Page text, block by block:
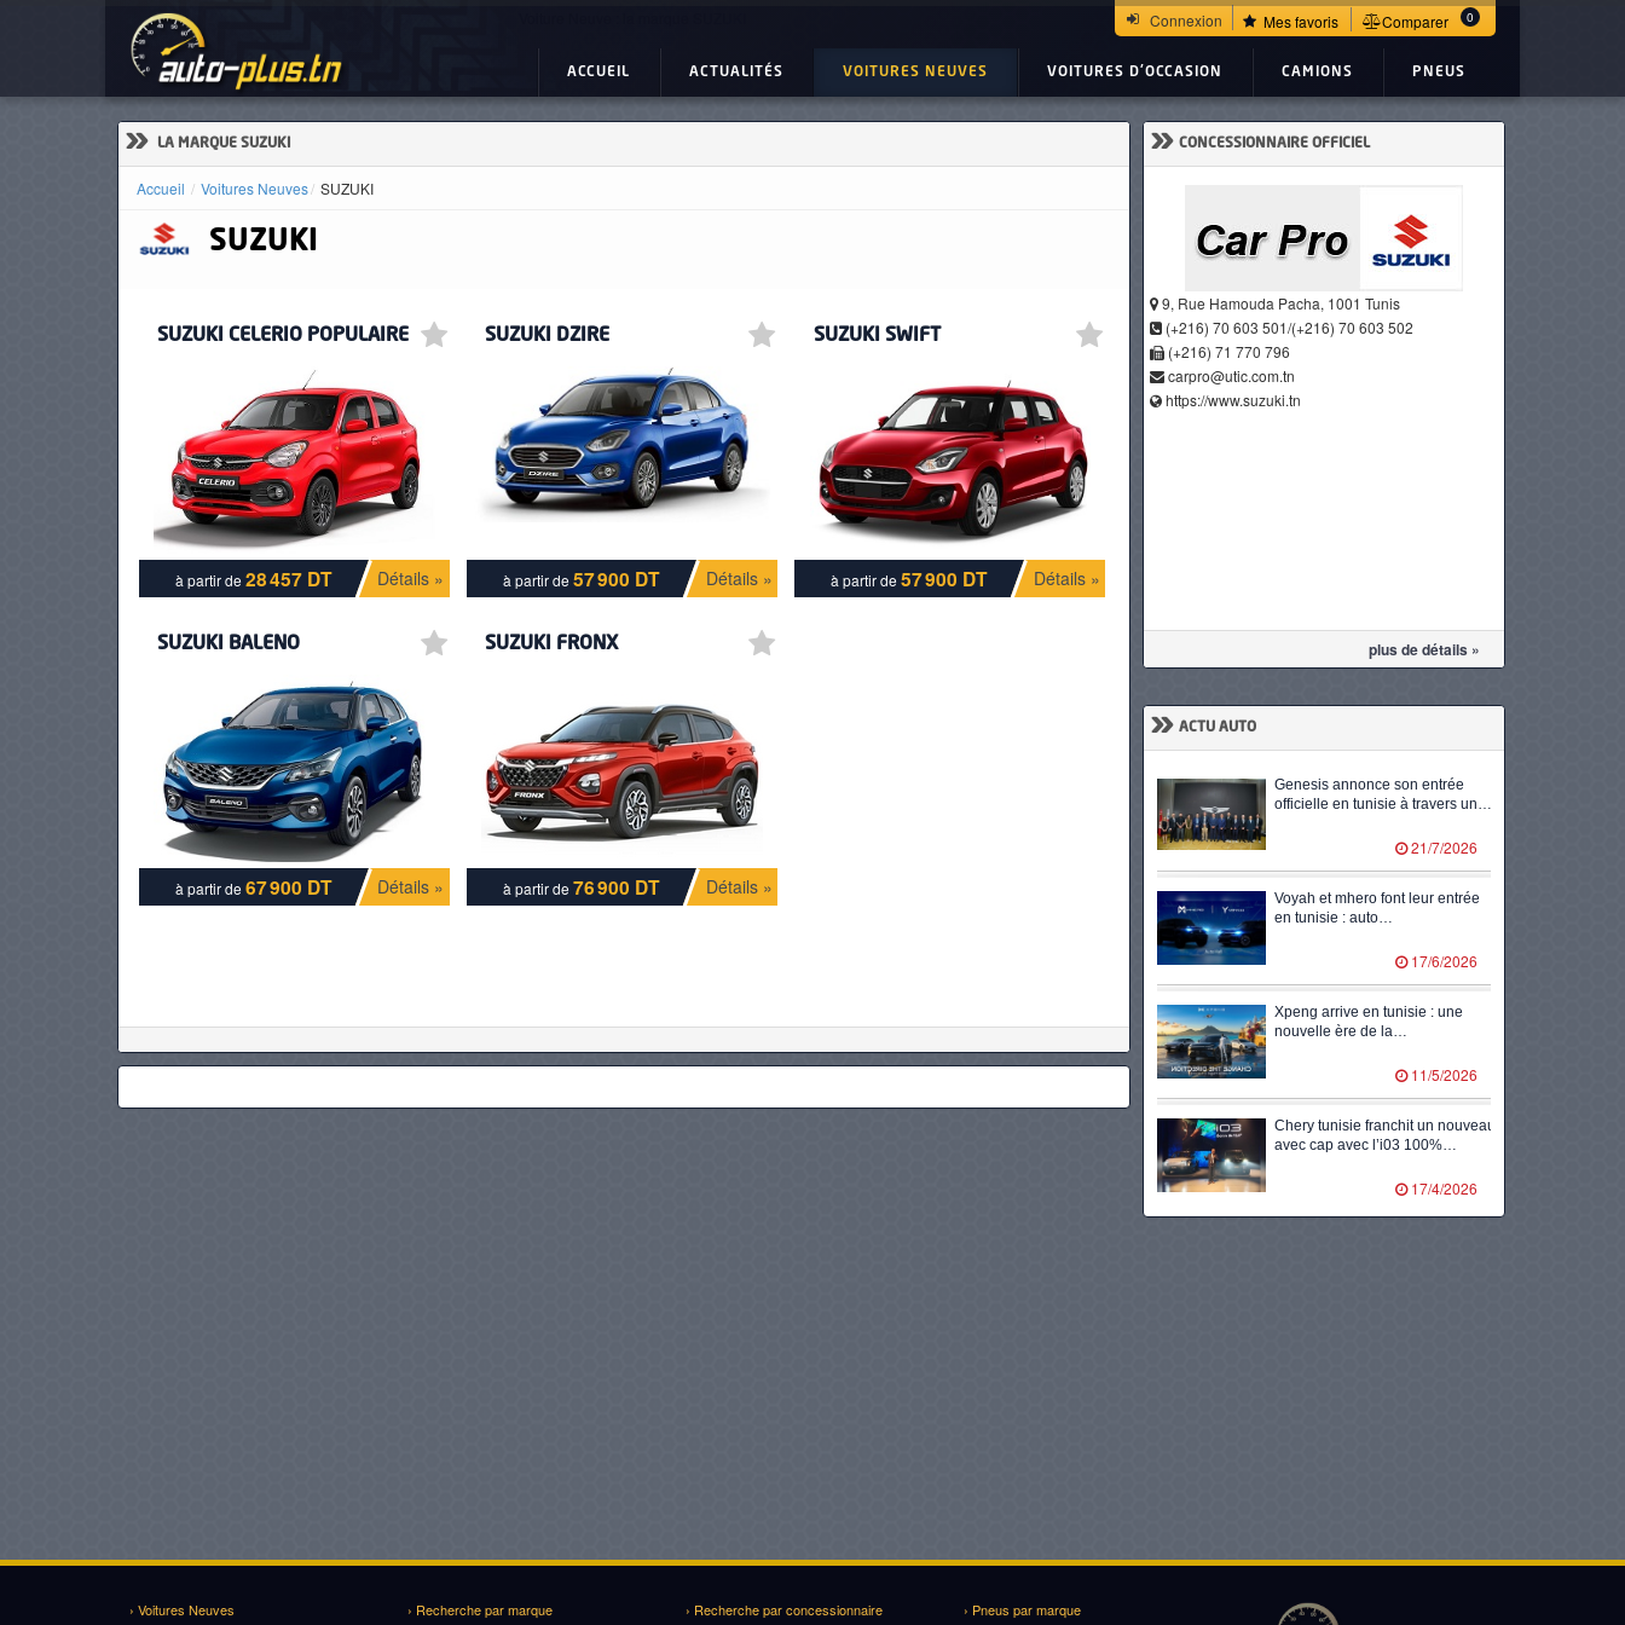
Connexion Mes favoris Comparer 0
ACCUEIL ACTUALITÉS VOITURES NEUVES VOITURES D'OCCASION CAMIONS PNEUS
» LA MARQUE SUZUKI
Accueil Voitures Neuves SUZUKI
SUZUKI
SUZUKI CELERIO POPULAIRE
à partir de28 457 DT Détails »
SUZUKI DZIRE
à partir de57 900 DT Détails »
SUZUKI SWIFT
à partir de57 900 DT Détails »
SUZUKI BALENO
à partir de67 900 DT Détails »
SUZUKI FRONX
à partir de76 900 DT Détails »
» CONCESSIONNAIRE OFFICIEL
9, Rue Hamouda Pacha, 1001 Tunis
(+216) 70 603 501/(+216) 70 603 502
(+216) 71 770 796
carpro@utic.com.tn
https://www.suzuki.tn
plus de détails »
» ACTU AUTO
Genesis annonce son entrée
officielle en tunisie à travers un…
21/7/2026
Voyah et mhero font leur entrée
en tunisie : auto…
17/6/2026
Xpeng arrive en tunisie : une
nouvelle ère de la…
11/5/2026
Chery tunisie franchit un nouveau
avec cap avec l’i03 100%…
17/4/2026
grâce à des solutions…
› Voitures Neuves › Recherche par marque › Recherche par concessionnaire › Pneus par marque
ACTUALITÉS